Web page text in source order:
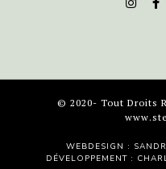
© 2020- Tout Droits
WEBDESIGN :
DÉVELOPPEMENT :